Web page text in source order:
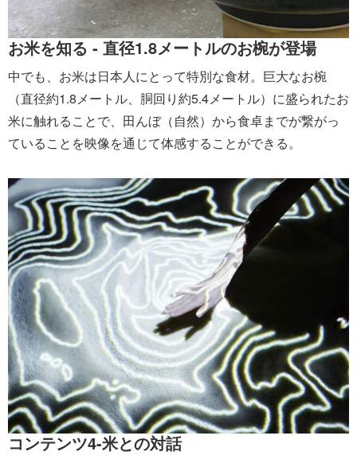
お米を知る - 直径1.8メートルのお椀が登場
中でも、お米は日本人にとって特別な食材。巨大なお椀
（直径約1.8メートル、胴回り約5.4メートル）に盛られたお
米に触れることで、田んぼ（自然）から食卓までが繋がっ
ていることを映像を通じて体感することができる。
コンテンツ4-米との対話